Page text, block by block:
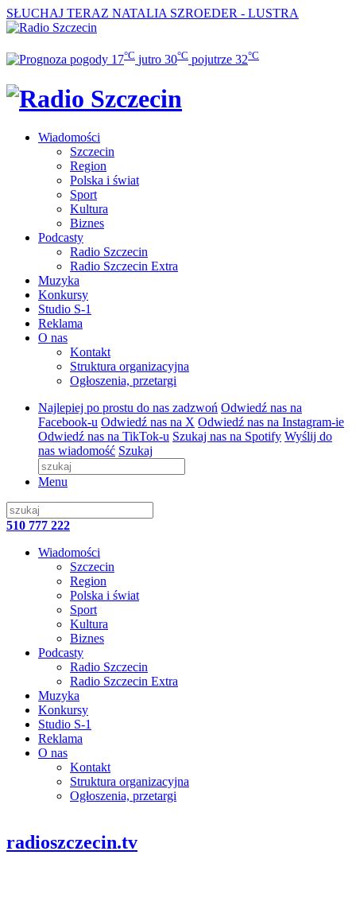
SŁUCHAJ TERAZ NATALIA SZROEDER - LUSTRA
17°C jutro 30°C pojutrze 32°C
Wiadomości
Szczecin
Region
Polska i świat
Sport
Kultura
Biznes
Podcasty
Radio Szczecin
Radio Szczecin Extra
Muzyka
Konkursy
Studio S-1
Reklama
O nas
Kontakt
Struktura organizacyjna
Ogłoszenia, przetargi
Najlepiej po prostu do nas zadzwoń Odwiedź nas na
Facebook-u Odwiedź nas na X Odwiedź nas na Instagram-ie
Odwiedź nas na TikTok-u Szukaj nas na Spotify Wyślij do
nas wiadomość Szukaj
Menu
510 777 222
Wiadomości
Szczecin
Region
Polska i świat
Sport
Kultura
Biznes
Podcasty
Radio Szczecin
Radio Szczecin Extra
Muzyka
Konkursy
Studio S-1
Reklama
O nas
Kontakt
Struktura organizacyjna
Ogłoszenia, przetargi
radioszczecin.tv